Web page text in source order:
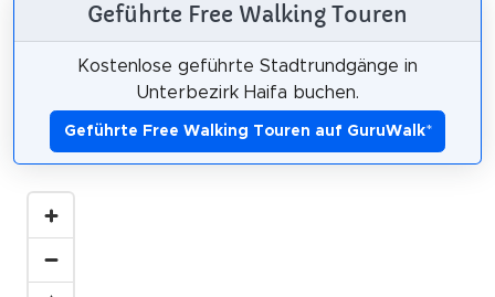
Geführte Free Walking Touren
Kostenlose geführte Stadtrundgänge in
Unterbezirk Haifa buchen.
Geführte Free Walking Touren auf GuruWalk*